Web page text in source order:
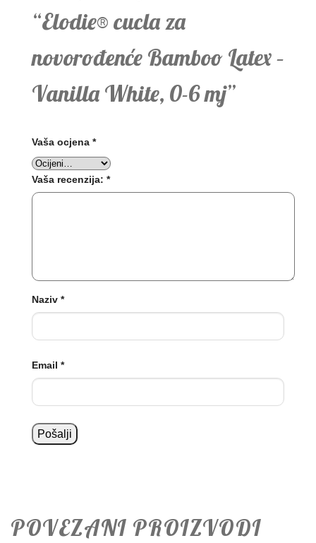
“Elodie® cucla za
novorođenće Bamboo Latex –
Vanilla White, 0-6 mj”
Vaša ocjena *
Vaša recenzija: *
Naziv *
Email *
POVEZANI PROIZVODI